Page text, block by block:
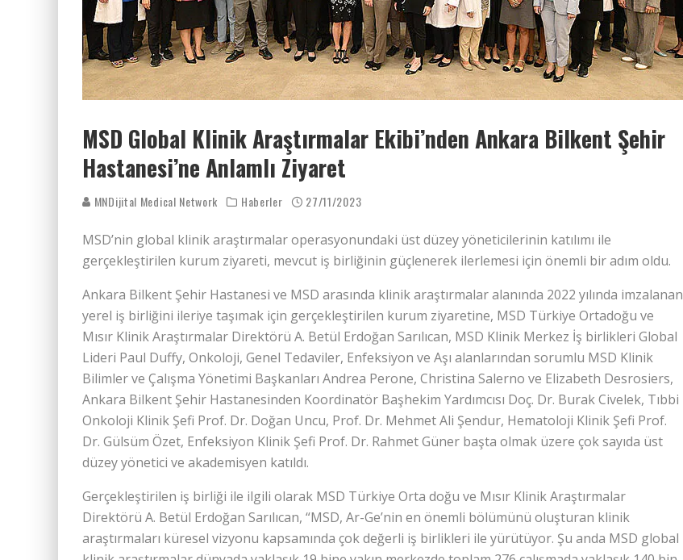
MSD Global Klinik Araştırmalar Ekibi’nden Ankara Bilkent Şehir
Hastanesi’ne Anlamlı Ziyaret
MNDijital Medical Network Haberler 27/11/2023
MSD’nin global klinik araştırmalar operasyonundaki üst düzey yöneticilerinin katılımı ile
gerçekleştirilen kurum ziyareti, mevcut iş birliğinin güçlenerek ilerlemesi için önemli bir adım oldu.
Ankara Bilkent Şehir Hastanesi ve MSD arasında klinik araştırmalar alanında 2022 yılında imzalanan
yerel iş birliğini ileriye taşımak için gerçekleştirilen kurum ziyaretine, MSD Türkiye Ortadoğu ve
Mısır Klinik Araştırmalar Direktörü A. Betül Erdoğan Sarılıcan, MSD Klinik Merkez İş birlikleri Global
Lideri Paul Duffy, Onkoloji, Genel Tedaviler, Enfeksiyon ve Aşı alanlarından sorumlu MSD Klinik
Bilimler ve Çalışma Yönetimi Başkanları Andrea Perone, Christina Salerno ve Elizabeth Desrosiers,
Ankara Bilkent Şehir Hastanesinden Koordinatör Başhekim Yardımcısı Doç. Dr. Burak Civelek, Tıbbi
Onkoloji Klinik Şefi Prof. Dr. Doğan Uncu, Prof. Dr. Mehmet Ali Şendur, Hematoloji Klinik Şefi Prof.
Dr. Gülsüm Özet, Enfeksiyon Klinik Şefi Prof. Dr. Rahmet Güner başta olmak üzere çok sayıda üst
düzey yönetici ve akademisyen katıldı.
Gerçekleştirilen iş birliği ile ilgili olarak MSD Türkiye Orta doğu ve Mısır Klinik Araştırmalar
Direktörü A. Betül Erdoğan Sarılıcan, “MSD, Ar-Ge’nin en önemli bölümünü oluşturan klinik
araştırmaları küresel vizyonu kapsamında çok değerli iş birlikleri ile yürütüyor. Şu anda MSD global